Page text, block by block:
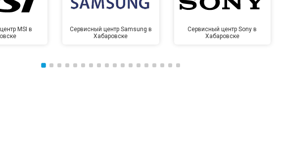
MSI в
Сервисный центр Samsung в
Хабаровске
Сервисный центр Sony в
Хабаровске